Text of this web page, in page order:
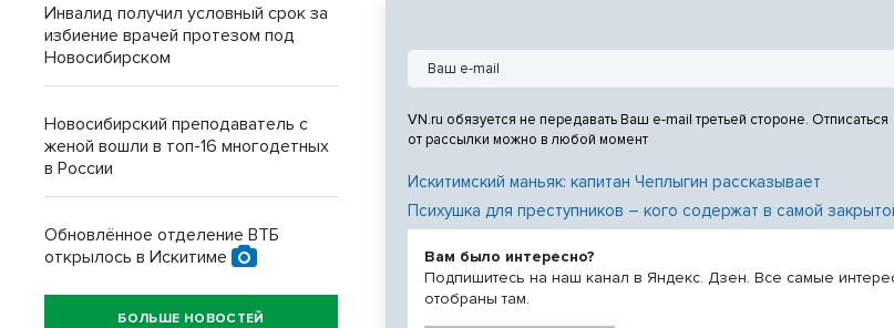
VN.ru обязуется не передавать Ваш e-mail третьей стороне. Отписаться
от рассылки можно в любой момент
Искитимский маньяк: капитан Чеплыгин рассказывает
Психушка для преступников – кого содержат в самой
Вам было интересно?
Подпишитесь на наш канал в Яндекс. Дзен. Все самые
отобраны там.
Инвалид получил условный срок за
избиение врачей протезом под
Новосибирском
Новосибирский преподаватель с
женой вошли в топ-16 многодетных
в России
Обновлённое отделение ВТБ
открылось в Искитиме
БОЛЬШЕ НОВОСТЕЙ